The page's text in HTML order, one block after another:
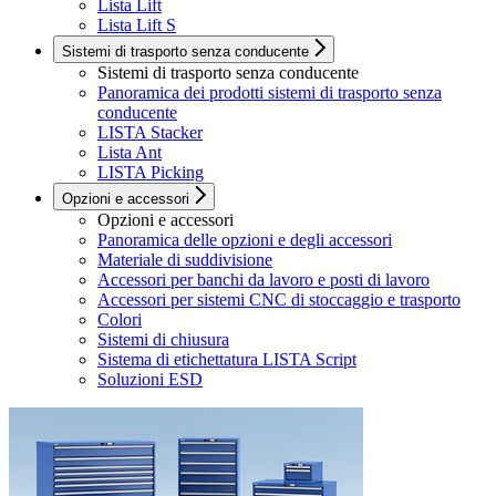
Lista Lift
Lista Lift S
Sistemi di trasporto senza conducente
Sistemi di trasporto senza conducente
Panoramica dei prodotti sistemi di trasporto senza
conducente
LISTA Stacker
Lista Ant
LISTA Picking
Opzioni e accessori
Opzioni e accessori
Panoramica delle opzioni e degli accessori
Materiale di suddivisione
Accessori per banchi da lavoro e posti di lavoro
Accessori per sistemi CNC di stoccaggio e trasporto
Colori
Sistemi di chiusura
Sistema di etichettatura LISTA Script
Soluzioni ESD